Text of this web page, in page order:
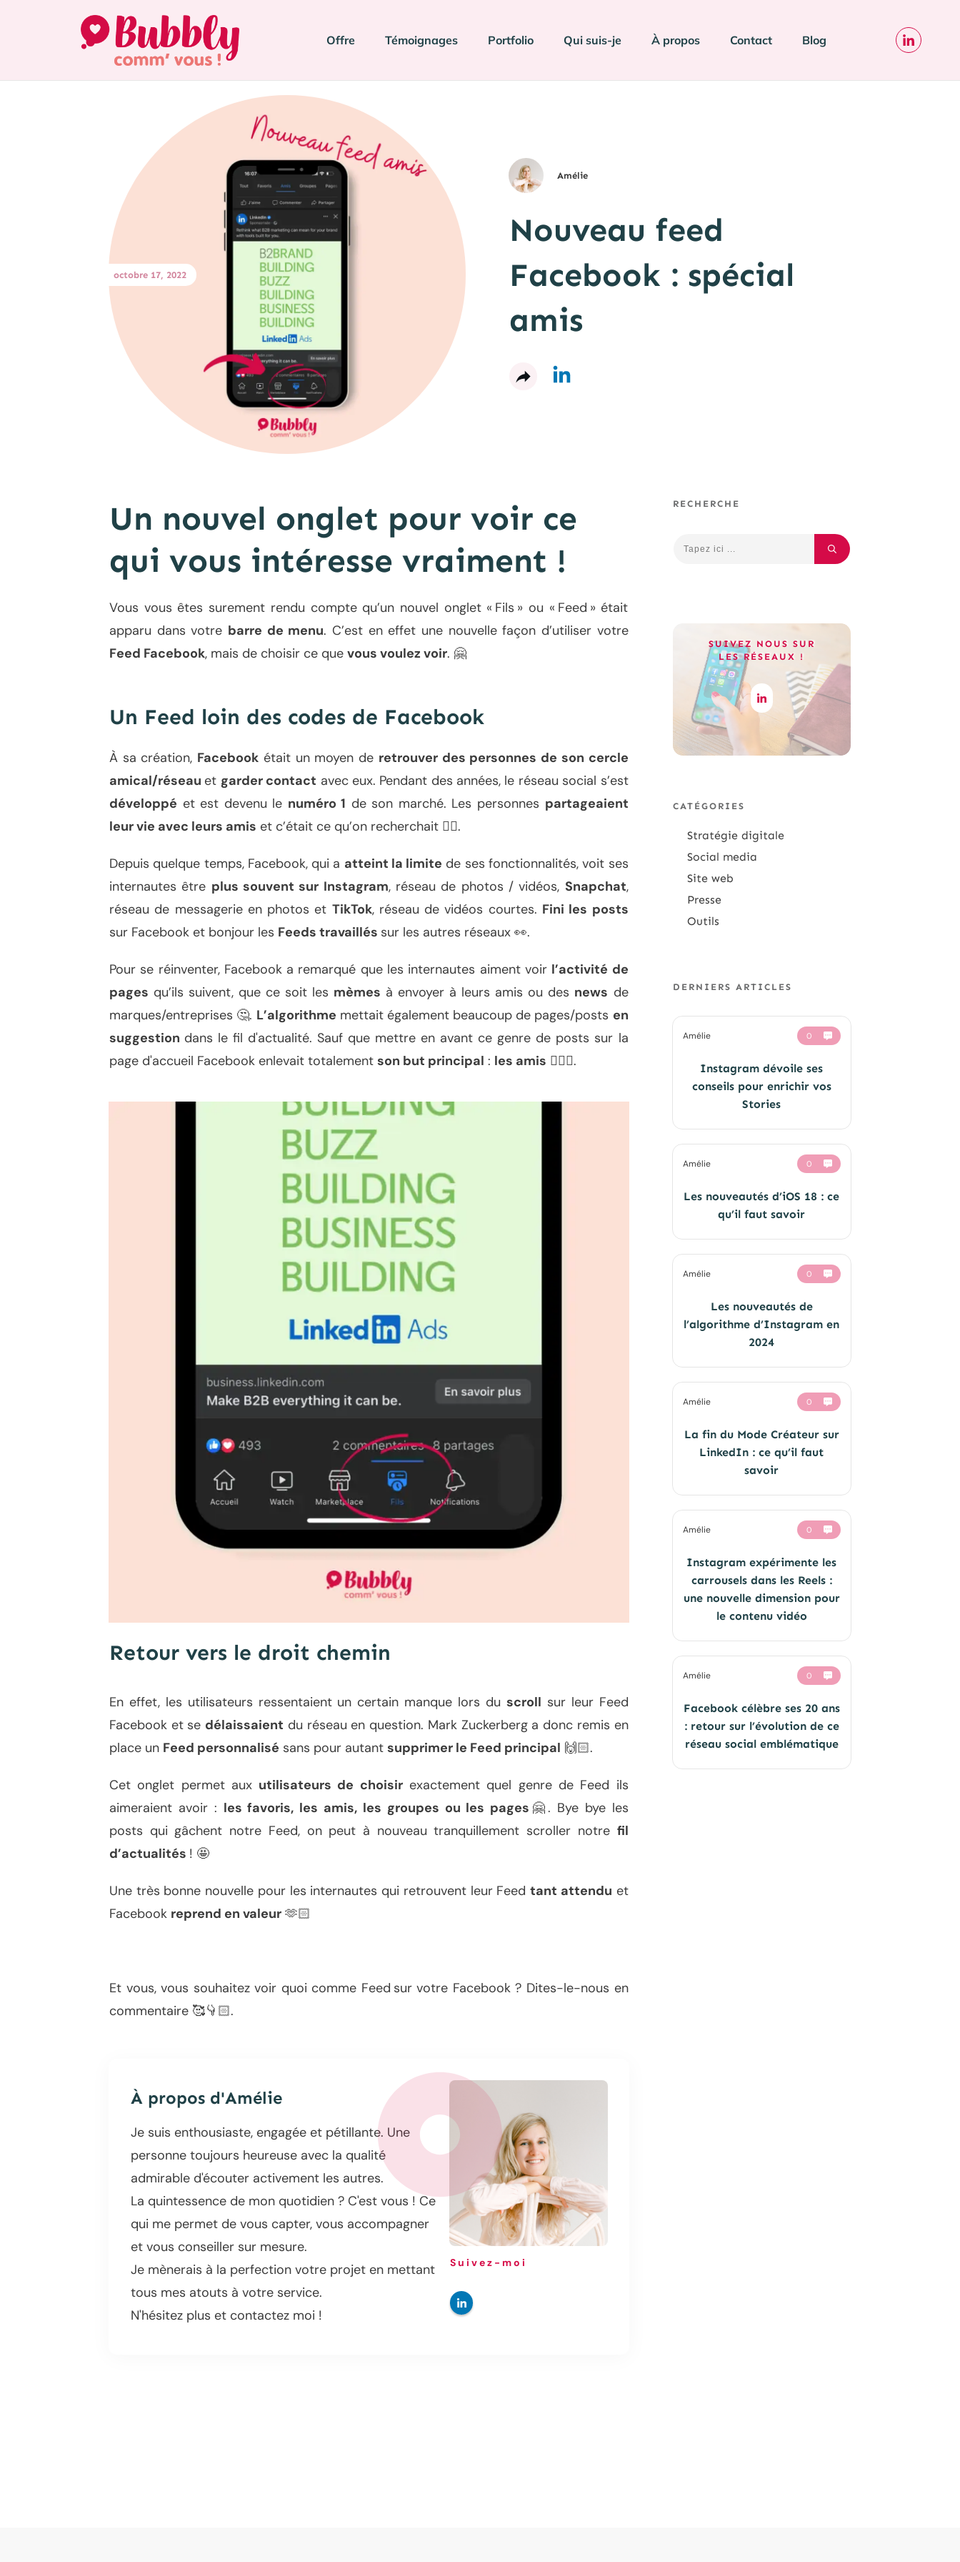
Offre Témoignages Portfolio Qui suis-je À propos Contact Blog
octobre 17, 2022
Amélie
Nouveau feed
Facebook : spécial
amis
Un nouvel onglet pour voir ce
qui vous intéresse vraiment !
Vous vous êtes surement rendu compte qu’un nouvel onglet « Fils » ou « Feed » était
apparu dans votre barre de menu. C’est en effet une nouvelle façon d’utiliser votre
Feed Facebook, mais de choisir ce que vous voulez voir. 🤗
Un Feed loin des codes de Facebook
À sa création, Facebook était un moyen de retrouver des personnes de son cercle
amical/réseau et garder contact avec eux. Pendant des années, le réseau social s’est
développé et est devenu le numéro 1 de son marché. Les personnes partageaient
leur vie avec leurs amis et c’était ce qu’on recherchait 👌🏻.
Depuis quelque temps, Facebook, qui a atteint la limite de ses fonctionnalités, voit ses
internautes être plus souvent sur Instagram, réseau de photos / vidéos, Snapchat,
réseau de messagerie en photos et TikTok, réseau de vidéos courtes. Fini les posts
sur Facebook et bonjour les Feeds travaillés sur les autres réseaux 👀.
Pour se réinventer, Facebook a remarqué que les internautes aiment voir l’activité de
pages qu’ils suivent, que ce soit les mèmes à envoyer à leurs amis ou des news de
marques/entreprises 🤔. L’algorithme mettait également beaucoup de pages/posts en
suggestion dans le fil d'actualité. Sauf que mettre en avant ce genre de posts sur la
page d'accueil Facebook enlevait totalement son but principal : les amis 🤷🏼‍♀️.
Retour vers le droit chemin
En effet, les utilisateurs ressentaient un certain manque lors du scroll sur leur Feed
Facebook et se délaissaient du réseau en question. Mark Zuckerberg a donc remis en
place un Feed personnalisé sans pour autant supprimer le Feed principal 🙌🏻.
Cet onglet permet aux utilisateurs de choisirexactement quel genre de Feed ils
aimeraient avoir : les favoris, les amis, les groupes ou les pages 🤗. Bye bye les
posts qui gâchent notre Feed, on peut à nouveau tranquillement scroller notre fil
d’actualités ! 🤩
Une très bonne nouvelle pour les internautes qui retrouvent leur Feedtant attendu et
Facebook reprend en valeur 🫶🏻
Et vous, vous souhaitez voir quoi comme Feed sur votre Facebook ? Dites-le-nous en
commentaire 🥰👇🏻.
À propos d'Amélie
Je suis enthousiaste, engagée et pétillante. Une
personne toujours heureuse avec la qualité
admirable d'écouter activement les autres.
La quintessence de mon quotidien ? C'est vous ! Ce
qui me permet de vous capter, vous accompagner
et vous conseiller sur mesure.
Je mènerais à la perfection votre projet en mettant
tous mes atouts à votre service.
N'hésitez plus et contactez moi !
Suivez-moi
RECHERCHE
SUIVEZ NOUS SUR
LES RÉSEAUX !
CATÉGORIES
Stratégie digitale
Social media
Site web
Presse
Outils
DERNIERS ARTICLES
Amélie 0
Instagram dévoile ses
conseils pour enrichir vos
Stories
Amélie 0
Les nouveautés d’iOS 18 : ce
qu’il faut savoir
Amélie 0
Les nouveautés de
l’algorithme d’Instagram en
2024
Amélie 0
La fin du Mode Créateur sur
LinkedIn : ce qu’il faut
savoir
Amélie 0
Instagram expérimente les
carrousels dans les Reels :
une nouvelle dimension pour
le contenu vidéo
Amélie 0
Facebook célèbre ses 20 ans
: retour sur l’évolution de ce
réseau social emblématique